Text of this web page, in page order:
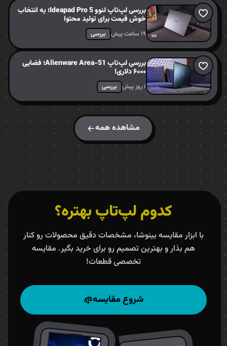
بررسی لپ‌تاپ لنوو Ideapad Pro 5؛ یه انتخاب
خوش قیمت برای تولید محتوا
۱۹ ساعت پیش بررسی
بررسی لپ‌تاپ Alienware Area-51؛ فضایی
۶۰۰۰ دلاری!
۱ روز پیش بررسی
مشاهده همه
کدوم لپ‌تاپ بهتره؟
با ابزار مقایسه بینوشا، مشخصات دقیق محصولات رو کنار
هم بذار و بهترین تصمیم رو برای خرید بگیر. مقایسه
تخصصی قطعات!
شروع مقایسه